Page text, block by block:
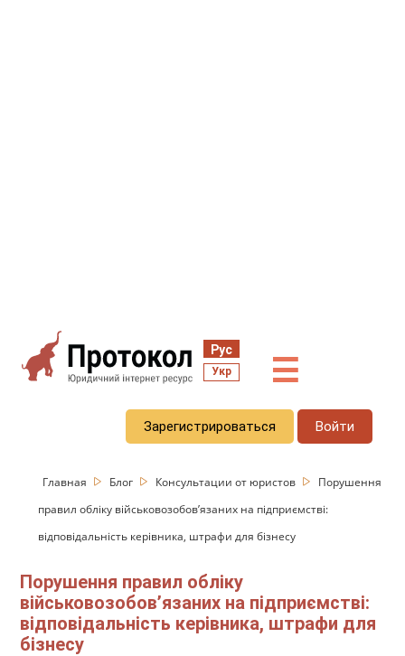
Рус
Укр ☰
Зарегистрироваться Войти
Главная Блог Консультации от юристов
Порушення
правил обліку військовозобов’язаних на підприємстві:
відповідальність керівника, штрафи для бізнесу
Порушення правил обліку
військовозобов’язаних на підприємстві:
відповідальність керівника, штрафи для
бізнесу